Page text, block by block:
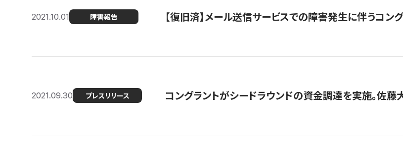
2021.10.01 障害報告 【復旧済】メール送信サービスでの障害発生に伴うコン
2021.09.30 プレスリリース コングラントがシードラウンドの資金調達を実施。佐藤